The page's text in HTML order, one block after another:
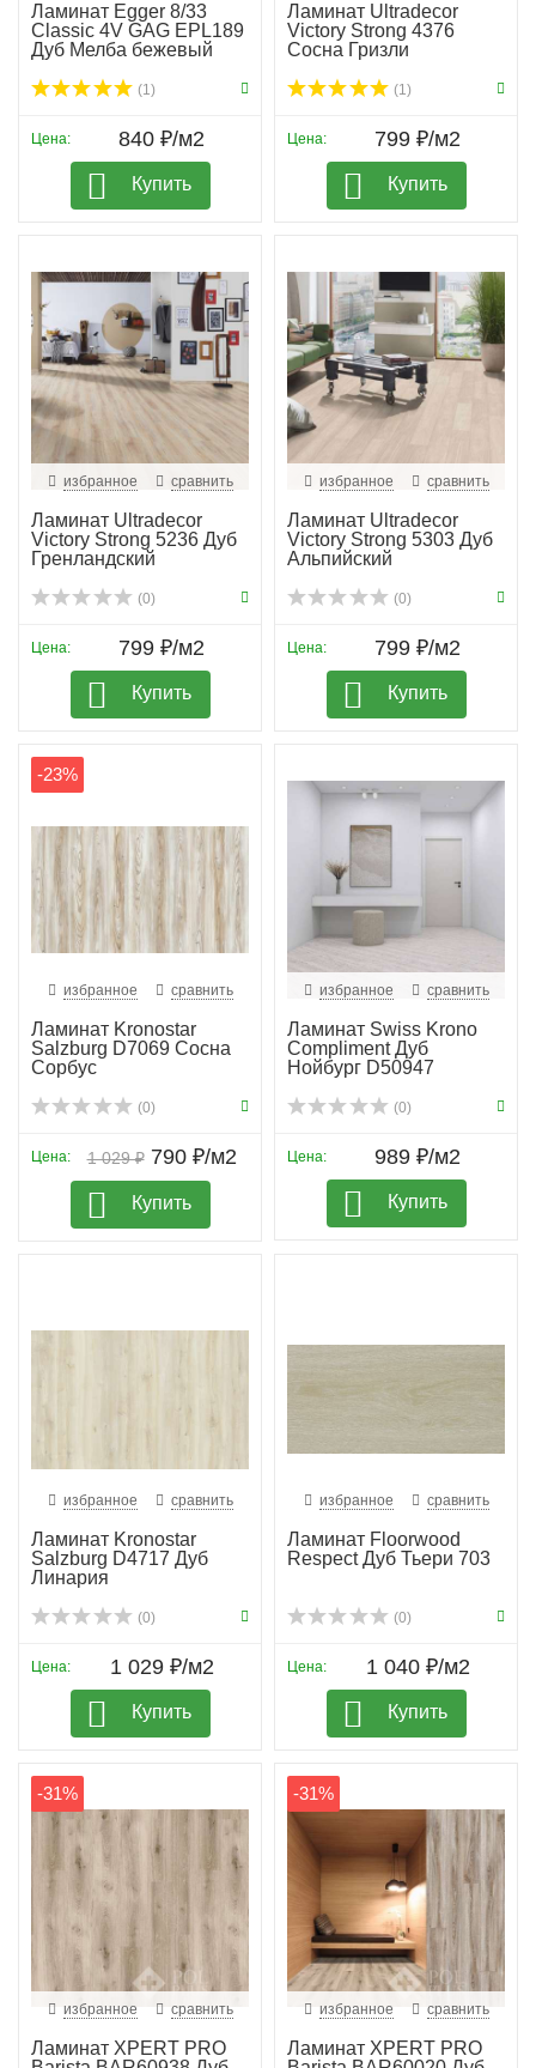
Ламинат Egger 8/33
Classic 4V GAG EPL189
Дуб Мелба бежевый
(1)
Цена: 840 ₽/м2
Купить
Ламинат Ultradecor
Victory Strong 4376
Сосна Гризли
(1)
Цена: 799 ₽/м2
Купить
избранное сравнить
Ламинат Ultradecor
Victory Strong 5236 Дуб
Гренландский
(0)
Цена: 799 ₽/м2
Купить
избранное сравнить
Ламинат Ultradecor
Victory Strong 5303 Дуб
Альпийский
(0)
Цена: 799 ₽/м2
Купить
-23%
избранное сравнить
Ламинат Kronostar
Salzburg D7069 Сосна
Сорбус
(0)
1 029 ₽
Цена: 790 ₽/м2
Купить
избранное сравнить
Ламинат Swiss Krono
Compliment Дуб
Нойбург D50947
(0)
Цена: 989 ₽/м2
Купить
избранное сравнить
Ламинат Kronostar
Salzburg D4717 Дуб
Линария
(0)
Цена: 1 029 ₽/м2
Купить
избранное сравнить
Ламинат Floorwood
Respect Дуб Тьери 703
(0)
Цена: 1 040 ₽/м2
Купить
-31%
избранное сравнить
Ламинат XPERT PRO
-31%
избранное сравнить
Ламинат XPERT PRO